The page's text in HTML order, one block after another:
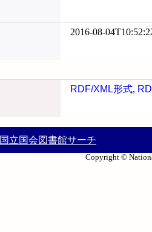
2016-08-
RDF/XML形式,
国立国会図書館サーチ
Copyright ©